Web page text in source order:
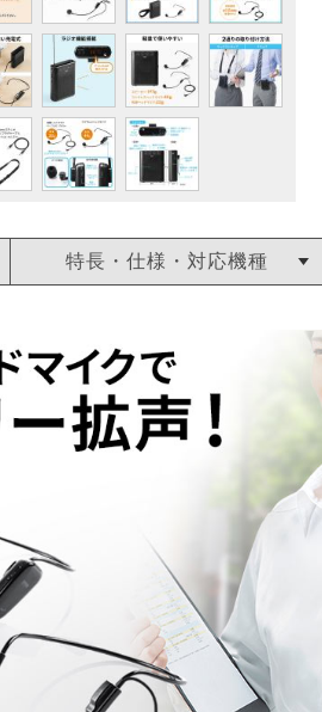
特長・仕様・対応機種